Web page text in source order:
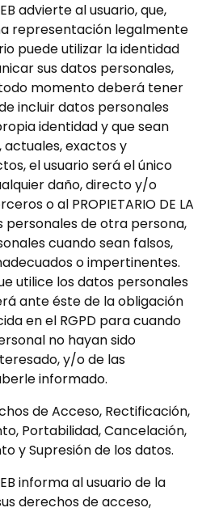
advierte al usuario, que,
representación legalmente
puede utilizar la identidad
sus datos personales,
momento deberá tener
incluir datos personales
identidad y que sean
exactos y
el usuario será el único
daño, directo y/o
o al PROPIETARIO DE LA
personales de otra persona,
cuando sean falsos,
o impertinentes.
utilice los datos personales
ante éste de la obligación
en el RGPD para cuando
no hayan sido
y/o de las
informado.
de Acceso, Rectificación,
Portabilidad, Cancelación,
y Supresión de los datos.
informa al usuario de la
derechos de acceso,